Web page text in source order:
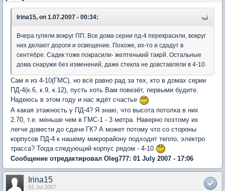
Irina15, on 1.07.2007 - 00:34:
Вчера гуляли вокруг ПП. Все дома серии пд-4 перекрасили, вокруг
них делают дороги и освещение. Похоже, их-то и сдадут в
сентябре. Садик тоже покрасили- желтенький такрй. Остальные
дома снаружи без изменений, даже стекла не довставляли в 4-10.
Сам я из 4-10(ГМС), но всё равно рад за тех, кто в домах серии
ПД-4(к.6, к.9, к.12), пусть хоть Вам повезёт, первыми будите.
Надеюсь в этом году и нас ждёт счастье
А какая этажность у ПД-4? Я знаю, что высота потолка в них
2.70, т.е. меньше чем в ГМС-1 - 3 метра. Наверно поэтому их
легче довести до сдачи ГК? А может потому что со стороны
корпусов ПД-4 к нашему микрорайону подходит тепло, электро
трасса? Тогда следующий корпус рядом - 4-10
Сообщение отредактировал Oleg777: 01 July 2007 - 17:06
Irina15
01 Jul 2007